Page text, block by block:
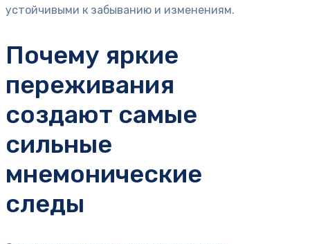
устойчивыми к забыванию и изменениям.
Почему яркие
переживания
создают самые
сильные
мнемонические
следы